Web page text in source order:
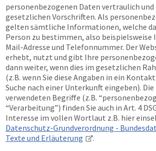
personenbezogenen Daten vertraulich
gesetzlichen Vorschriften. Als
gelten sämtliche Informationen, welche
Person zu bestimmen, also beispielsweise
Mail-Adresse und Telefonnummer. Der
erhebt, nutzt und gibt Ihre
dann weiter, wenn dies im gesetzlichen
(z.B. wenn Sie diese Angaben in ein
Suche nach einer Unterkunft eingeben).
verwendeten Begriffe (z.B.
“Verarbeitung”) finden Sie auch in Art. 4
Interesse im vollen Wortlaut z.B. hier
Datenschutz-Grundverordnung -
Texte und Erläuterung
.